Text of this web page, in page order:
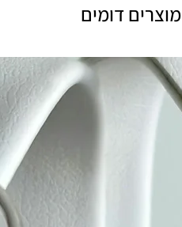
מוצרים דומים